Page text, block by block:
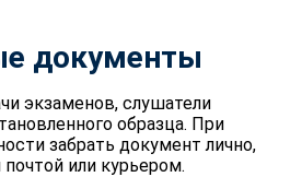
документы
экзаменов, слушатели
образца. При
забрать документ лично,
или курьером.